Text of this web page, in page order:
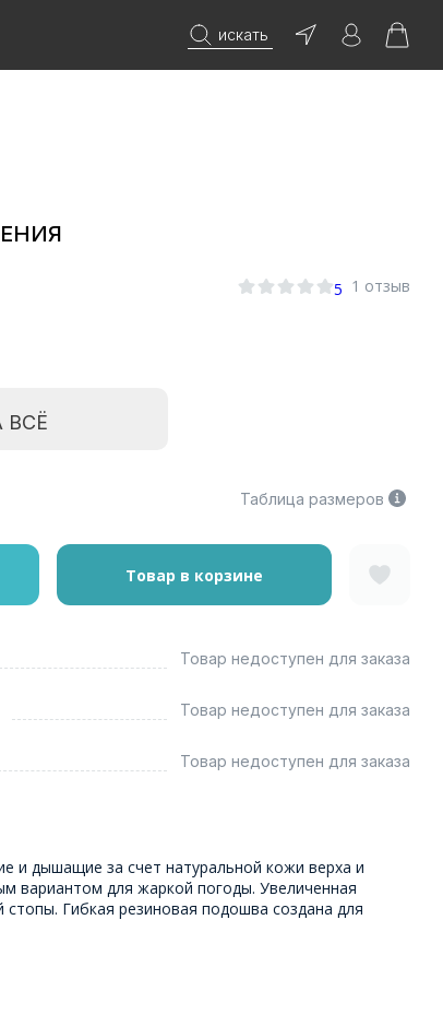
искать
5 1 отзыв
ВСЁ
Таблица размеров
Товар в корзине
Товар недоступен для заказа
Товар недоступен для заказа
Товар недоступен для заказа
и дышащие за счет натуральной кожи верха и
вариантом для жаркой погоды. Увеличенная
Гибкая резиновая подошва создана для